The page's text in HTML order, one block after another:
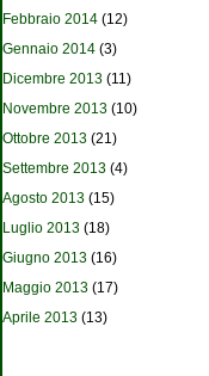
Febbraio 2014 (12)
Gennaio 2014 (3)
Dicembre 2013 (11)
Novembre 2013 (10)
Ottobre 2013 (21)
Settembre 2013 (4)
Agosto 2013 (15)
Luglio 2013 (18)
Giugno 2013 (16)
Maggio 2013 (17)
Aprile 2013 (13)